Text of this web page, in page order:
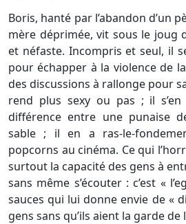
Boris, hanté par l’abandon d’un
mère déprimée, vit sous le joug
et néfaste. Incompris et seul, il
pour échapper à la violence de
des discussions à rallonge pour
rend plus sexy ou pas ; il
différence entre une punaise
sable ; il en a ras-le-
popcorns au cinéma. Ce qui
surtout la capacité des gens à
sans même s’écouter : c’est «
sauces qui lui donne envie de «
gens sans qu’ils aient la garde